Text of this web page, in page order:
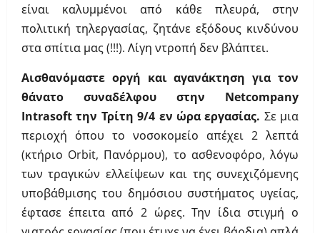
είναι καλυμμένοι από κάθε πλευρά, στην
πολιτική τηλεργασίας, ζητάνε εξόδους κινδύνου
στα σπίτια μας (!!!). Λίγη ντροπή δεν βλάπτει.
Αισθανόμαστε οργή και αγανάκτηση για τον
θάνατο συναδέλφου στην Netcompany
Intrasoft την Τρίτη 9/4 εν ώρα εργασίας. Σε μια
περιοχή όπου το νοσοκομείο απέχει 2 λεπτά
(κτήριο Orbit, Πανόρμου), το ασθενοφόρο, λόγω
των τραγικών ελλείψεων και της συνεχιζόμενης
υποβάθμισης του δημόσιου συστήματος υγείας,
έφτασε έπειτα από 2 ώρες. Την ίδια στιγμή ο